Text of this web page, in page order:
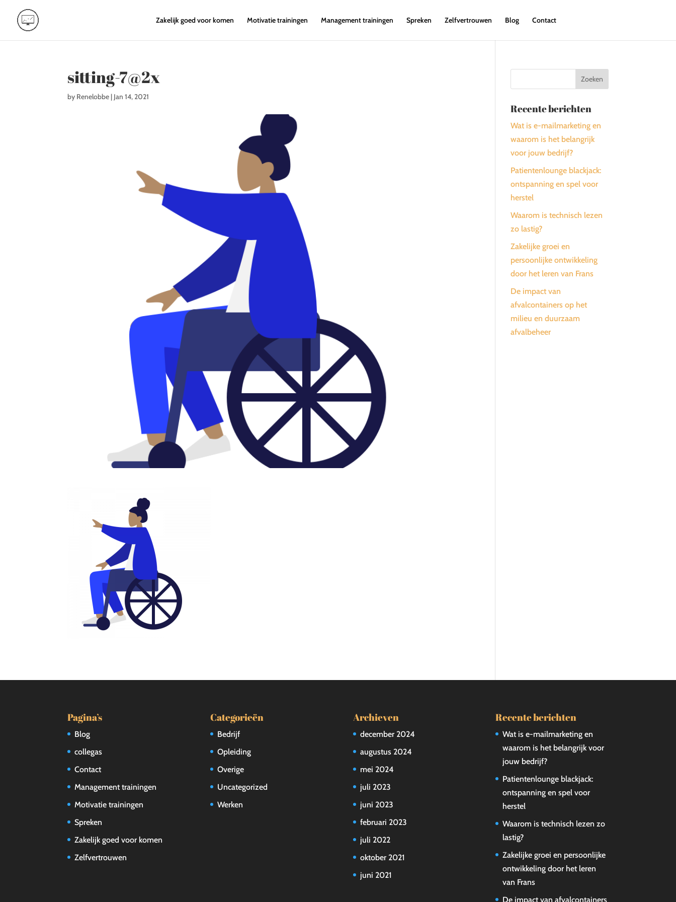
Zakelijk goed voor komen Motivatie trainingen Management trainingen Spreken Zelfvertrouwen Blog Contact
sitting-7@2x
by Renelobbe | Jan 14, 2021
Recente berichten
Wat is e-mailmarketing en
waarom is het belangrijk
voor jouw bedrijf?
Patientenlounge blackjack:
ontspanning en spel voor
herstel
Waarom is technisch lezen
zo lastig?
Zakelijke groei en
persoonlijke ontwikkeling
door het leren van Frans
De impact van
afvalcontainers op het
milieu en duurzaam
afvalbeheer
Pagina’s
Blog
collegas
Contact
Management trainingen
Motivatie trainingen
Spreken
Zakelijk goed voor komen
Zelfvertrouwen
Categorieën
Bedrijf
Opleiding
Overige
Uncategorized
Werken
Archieven
december 2024
augustus 2024
mei 2024
juli 2023
juni 2023
februari 2023
juli 2022
oktober 2021
juni 2021
Recente berichten
Wat is e-mailmarketing en
waarom is het belangrijk voor
jouw bedrijf?
Patientenlounge blackjack:
ontspanning en spel voor
herstel
Waarom is technisch lezen zo
lastig?
Zakelijke groei en persoonlijke
ontwikkeling door het leren
van Frans
De impact van afvalcontainers